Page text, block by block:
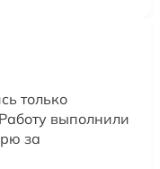
только
выполнили
за